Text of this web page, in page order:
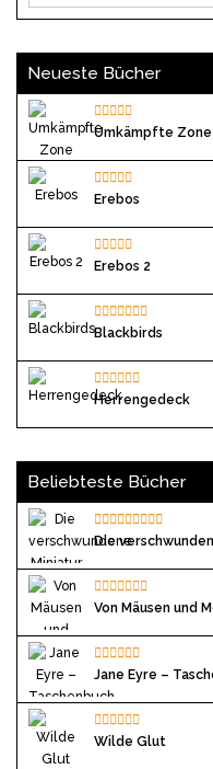
Neueste Bücher
Umkämpfte Zone
Erebos
Erebos 2
Blackbirds
Herrengedeck
Beliebteste Bücher
Die
Von Mäusen und
Jane Eyre –
Wilde Glut